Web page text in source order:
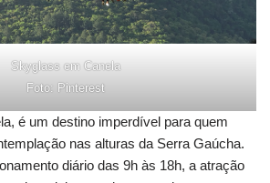
Skyglass em Canela
Foto: Pinterest
é um destino imperdível para quem
nas alturas da Serra Gaúcha.
diário das 9h às 18h, a atração